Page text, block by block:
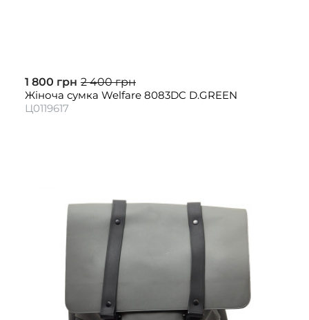
1 800 грн 2 400 грн
Жіноча сумка Welfare 8083DC D.GREEN
Ц0119617